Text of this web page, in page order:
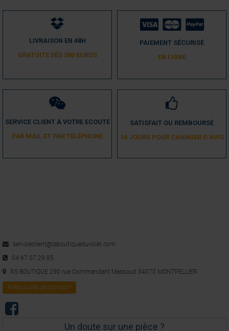
LIVRAISON EN 48H
GRATUITE DÈS 200 EUROS
PAIEMENT SÉCURISÉ
EN LIGNE
SERVICE CLIENT À VOTRE ECOUTE
PAR MAIL ET PAR TÉLÉPHONE
SATISFAIT OU REMBOURSÉ
14 JOURS POUR CHANGER D´AVIS
serviceclient@laboutiqueduvolet.com
04 67 07 29 85
RS BOUTIQUE 290 rue Commandant Massoud 34070 MONTPELLIER
FORMULAIRE DE CONTACT
Un doute sur une pièce ?